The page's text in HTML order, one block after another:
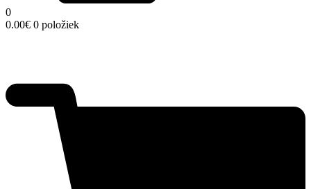
0
0.00€ 0 položiek